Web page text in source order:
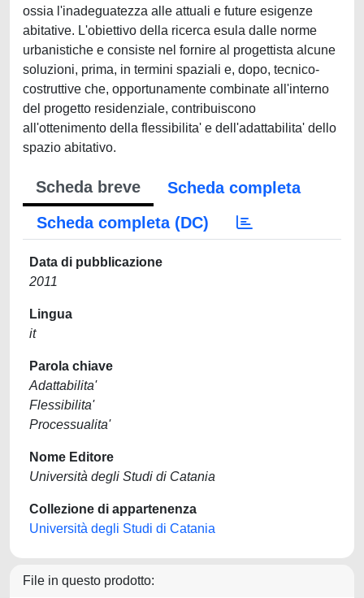
ossia l'inadeguatezza alle attuali e future esigenze
abitative. L'obiettivo della ricerca esula dalle norme
urbanistiche e consiste nel fornire al progettista alcune
soluzioni, prima, in termini spaziali e, dopo, tecnico-
costruttive che, opportunamente combinate all'interno
del progetto residenziale, contribuiscono
all'ottenimento della flessibilita' e dell'adattabilita' dello
spazio abitativo.
Scheda breve
Scheda completa
Scheda completa (DC)
Data di pubblicazione
2011
Lingua
it
Parola chiave
Adattabilita'
Flessibilita'
Processualita'
Nome Editore
Università degli Studi di Catania
Collezione di appartenenza
Università degli Studi di Catania
File in questo prodotto: